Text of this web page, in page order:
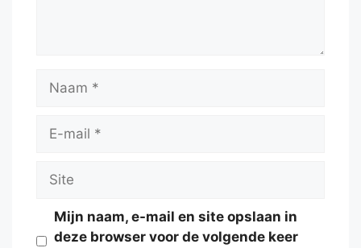
Naam
Site
Mijn naam, e-mail en site opslaan in
deze browser voor de volgende keer